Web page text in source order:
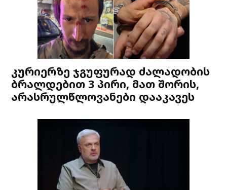
კურიერზე ჯგუფურად ძალადობის
ბრალდებით 3 პირი, მათ შორის,
არასრულწლოვანები დააკავეს